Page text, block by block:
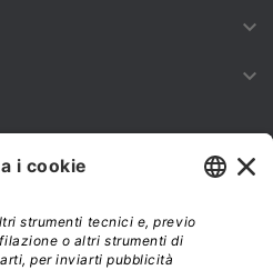


sempre aggiornato sulle